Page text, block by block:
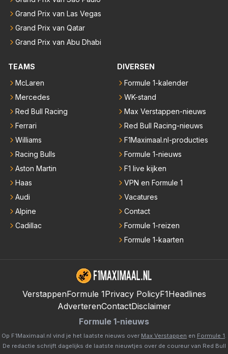
Grand Prix van Las Vegas
Grand Prix van Qatar
Grand Prix van Abu Dhabi
TEAMS
McLaren
Mercedes
Red Bull Racing
Ferrari
Williams
Racing Bulls
Aston Martin
Haas
Audi
Alpine
Cadillac
DIVERSEN
Formule 1-kalender
WK-stand
Max Verstappen-nieuws
Red Bull Racing-nieuws
F1Maximaal.nl-producties
Formule 1-nieuws
F1 live kijken
VPN en Formule 1
Vacatures
Contact
Formule 1-reizen
Formule 1-kaarten
VerstappenFormule 1Privacy PolicyF1Headlines
AdverterenContactDisclaimer
Formule 1-nieuws
Op F1Maximaal.nl vind je het laatste nieuws over Max Verstappen en Formule 1
De redactie schrijft dagelijks de laatste nieuwtjes over de coureur van Red Bull